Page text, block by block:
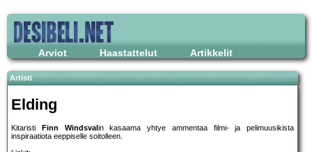
Arviot Haastattelut Artikkelit
Artisti
Elding
Kitaristi Finn Windsvalin kasaama yhtye ammentaa filmi- ja pelimuusikista
inspiraatiota eeppiselle soitolleen.